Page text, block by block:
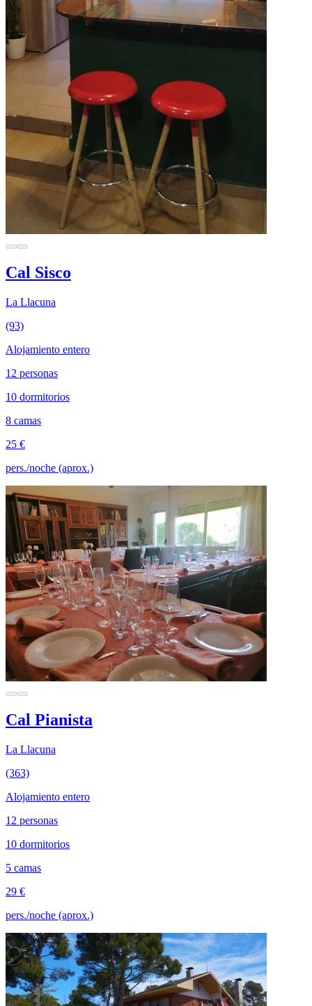
Cal Sisco
La Llacuna
(93)
Alojamiento entero
12 personas
10 dormitorios
8 camas
25 €
pers./noche (aprox.)
Cal Pianista
La Llacuna
(363)
Alojamiento entero
12 personas
10 dormitorios
5 camas
29 €
pers./noche (aprox.)